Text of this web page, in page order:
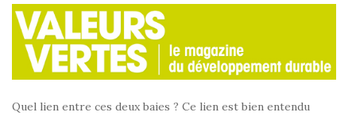
Quel lien entre ces deux baies ? Ce lien est bien entendu